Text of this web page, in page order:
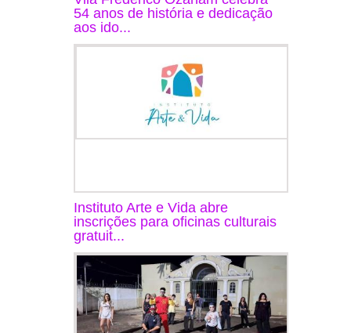
54 anos de história e dedicação
aos ido...
Instituto Arte e Vida abre
inscrições para oficinas culturais
gratuit...